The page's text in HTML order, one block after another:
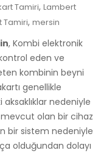
Tamiri, Lambert
Tamiri, mersin
, Kombi elektronik
eden ve
kombinin beyni
genellikle
aksaklıklar nedeniyle
mevcut olan bir cihaz
bir sistem nedeniyle
olduğundan dolayı